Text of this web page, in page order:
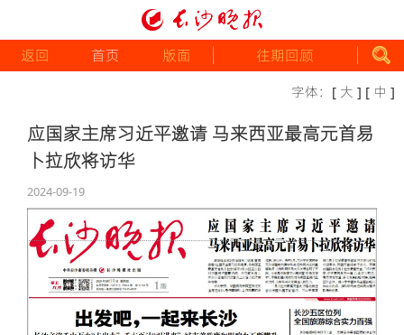
返回 首页 版面 往期回顾
字体： [ 大 ] [ 中 ]
应国家主席习近平邀请 马来西亚最高元首易
卜拉欣将访华
2024-09-19